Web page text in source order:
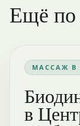
Ещё по
МАССАЖ В
в